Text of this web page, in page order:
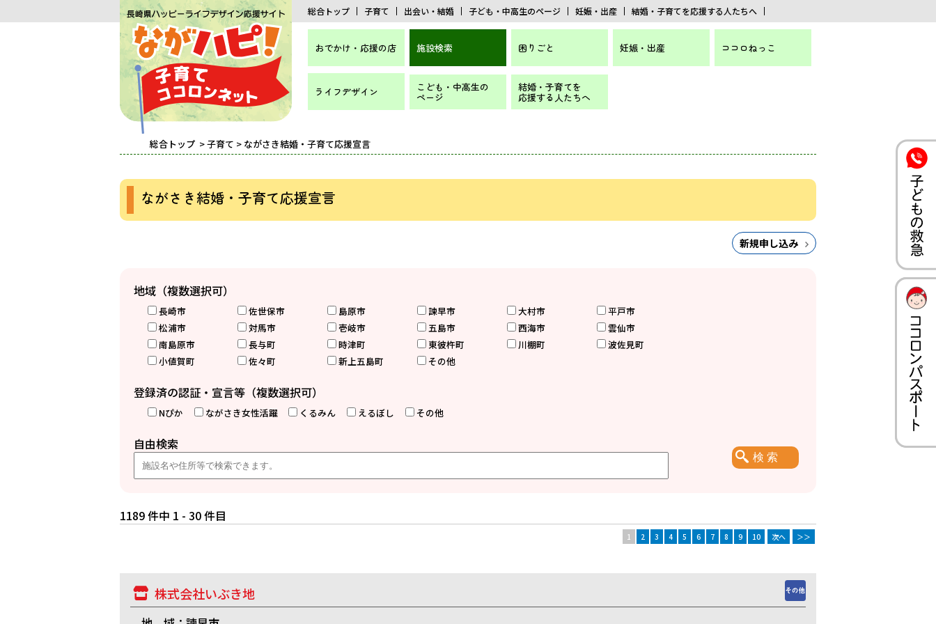
総合トップ 子育て 出会い・結婚 子ども・中高生のページ 妊娠・出産 結婚・子育てを応援する人たちへ
おでかけ・応援の店 施設検索 困りごと 妊娠・出産 ココロねっこ
ライフデザイン こども・中高生の
ページ
結婚・子育てを
応援する人たちへ
総合トップ >子育て > ながさき結婚・子育て応援宣言
ながさき結婚・子育て応援宣言
新規申し込み
地域（複数選択可）
長崎市 佐世保市 島原市 諫早市 大村市
平戸市
松浦市
対馬市 壱岐市 五島市 西海市
雲仙市
南島原市
長与町 時津町 東彼杵町 川棚町
波佐見町
小値賀町
佐々町 新上五島町 その他
登録済の認証・宣言等（複数選択可）
Nぴか ながさき女性活躍 くるみん えるぼし その他
自由検索
1189 件中 1 - 30 件目
1 2 3 4 5 6 7 8 9 10 次へ ＞＞
株式会社いぶき地